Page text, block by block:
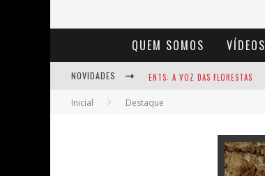
QUEM SOMOS VÍDEOS
NOVIDADES
ENTS: A VOZ DAS FLORESTAS
Inicial Destaque